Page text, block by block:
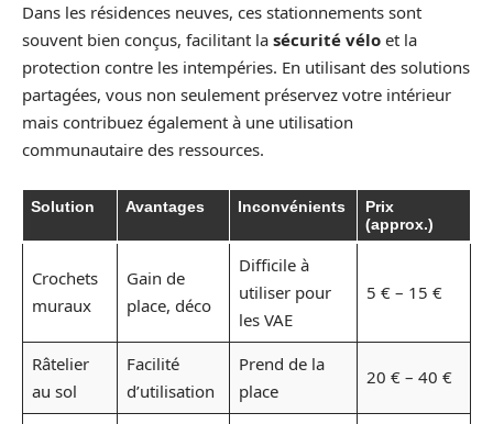
Dans les résidences neuves, ces stationnements sont
souvent bien conçus, facilitant la sécurité vélo et la
protection contre les intempéries. En utilisant des solutions
partagées, vous non seulement préservez votre intérieur
mais contribuez également à une utilisation
communautaire des ressources.
Solution Avantages Inconvénients
Prix
(approx.)
Crochets
muraux
Gain de
place, déco
Difficile à
utiliser pour
les VAE
5 € – 15 €
Râtelier
au sol
Facilité
d’utilisation
Prend de la
place
20 € – 40 €